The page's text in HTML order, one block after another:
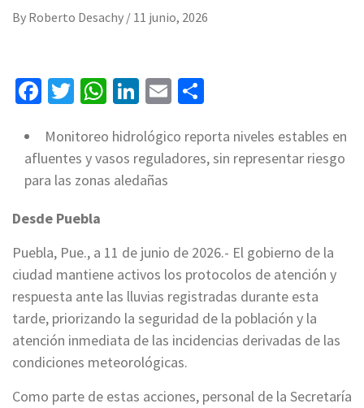
By Roberto Desachy / 11 junio, 2026
Facebook
Twitter
WhatsApp
LinkedIn
Email
Monitoreo hidrológico reporta niveles estables en
afluentes y vasos reguladores, sin representar riesgo
para las zonas aledañas
Desde Puebla
Puebla, Pue., a 11 de junio de 2026.- El gobierno de la
ciudad mantiene activos los protocolos de atención y
respuesta ante las lluvias registradas durante esta
tarde, priorizando la seguridad de la población y la
atención inmediata de las incidencias derivadas de las
condiciones meteorológicas.
Como parte de estas acciones, personal de la Secretaría